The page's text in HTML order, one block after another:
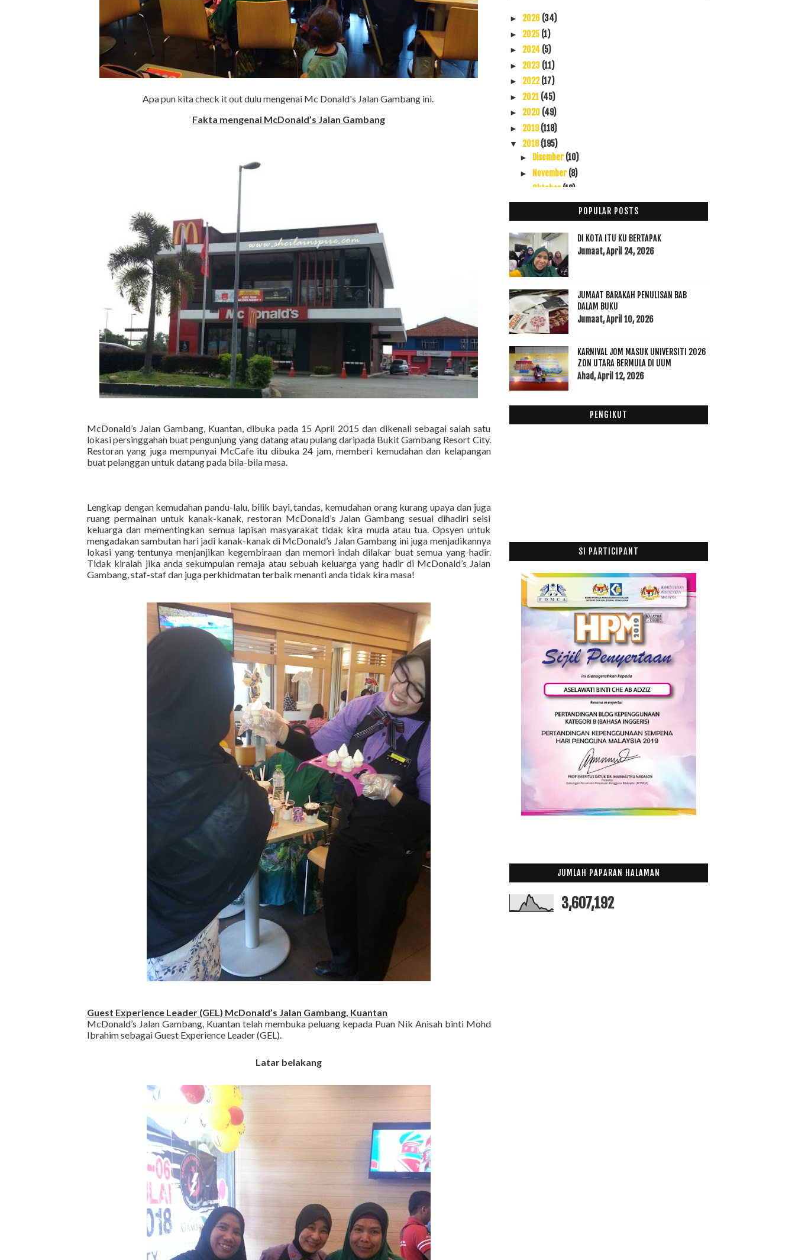
Apa pun kita check it out dulu mengenai Mc Donald's Jalan Gambang ini.
Fakta mengenai McDonald’s Jalan Gambang
McDonald’s Jalan Gambang, Kuantan, dibuka pada 15 April 2015 dan dikenali sebagai salah satu
lokasi persinggahan buat pengunjung yang datang atau pulang daripada Bukit Gambang Resort City.
Restoran yang juga mempunyai McCafe itu dibuka 24 jam, memberi kemudahan dan kelapangan
buat pelanggan untuk datang pada bila-bila masa.
Lengkap dengan kemudahan pandu-lalu, bilik bayi, tandas, kemudahan orang kurang upaya dan juga
ruang permainan untuk kanak-kanak, restoran McDonald’s Jalan Gambang sesuai dihadiri seisi
keluarga dan mementingkan semua lapisan masyarakat tidak kira muda atau tua. Opsyen untuk
mengadakan sambutan hari jadi kanak-kanak di McDonald’s Jalan Gambang ini juga menjadikannya
lokasi yang tentunya menjanjikan kegembiraan dan memori indah dilakar buat semua yang hadir.
Tidak kiralah jika anda sekumpulan remaja atau sebuah keluarga yang hadir di McDonald’s Jalan
Gambang, staf-staf dan juga perkhidmatan terbaik menanti anda tidak kira masa!
Guest Experience Leader (GEL) McDonald’s Jalan Gambang, Kuantan
McDonald’s Jalan Gambang, Kuantan telah membuka peluang kepada Puan Nik Anisah binti Mohd
Ibrahim sebagai Guest Experience Leader (GEL).
Latar belakang
► 2026 (34)
► 2025 (1)
► 2024 (5)
► 2023 (11)
► 2022(17)
► 2021 (45)
► 2020 (49)
► 2019(118)
▼ 2018(195)
► Disember(10)
► November(8)
Oktober(12)
►September(23)
►Ogos(16)
▼Julai(23)
Rumah Tetamu di UKM
Laksa Ikan Sekoq Aloq Star
Pelbaga...
Buku Cerita Kanak-kanak T Kurus T Gemuk
6 Serum Pilihan Merawat Jerawat
Bila Sukar Mengingati dan Pelupa Padah Jadinya
Homestay di Dalam Kampus USM Penang
McDonald’s Malaysia perkenal Burger Ayam
Mexicana ...
I am Grateful
Segmen Bloglist 2018 Nurul Najihah
Nasi Belauk Kak Wok Kampung Sireh
Tri Print Industries : One Stop Printing Centre
Mama
BioXcellent Slenbrn White Mengawal Berat Badan
dan...
Rahsia Di Sebalik Bukit Gambang Water Park
Membuat...
Sabar Dengan Ketentuan Allah
Jangan Membazir Roti, Boleh Jadi Puding Roti
(28)
Mei(12)
(9)
Februari(19)
►2017
2016
►2015(199)
POPULAR POSTS
DI KOTA ITU KU BERTAPAK
Jumaat, April 24, 2026
JUMAAT BARAKAH PENULISAN BAB
DALAM BUKU
Jumaat, April 10, 2026
KARNIVAL JOM MASUK UNIVERSITI 2026
ZON UTARA BERMULA DI UUM
Ahad, April 12, 2026
PENGIKUT
SI PARTICIPANT
JUMLAH PAPARAN HALAMAN
3,607,192